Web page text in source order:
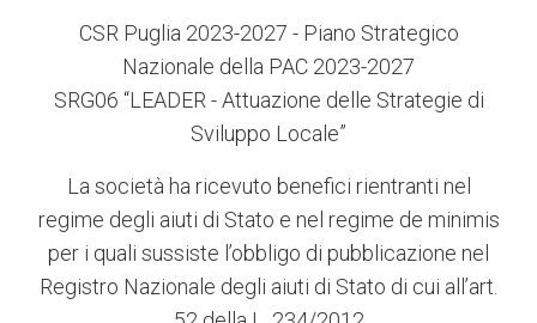
CSR Puglia 2023-2027 - Piano Strategico
Nazionale della PAC 2023-2027
SRG06 “LEADER - Attuazione delle Strategie di
Sviluppo Locale”
La società ha ricevuto benefici rientranti nel
regime degli aiuti di Stato e nel regime de minimis
per i quali sussiste l’obbligo di pubblicazione nel
Registro Nazionale degli aiuti di Stato di cui all’art.